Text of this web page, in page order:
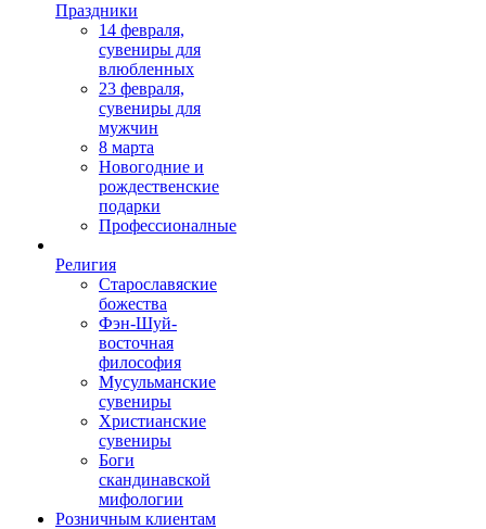
Праздники
14 февраля,
сувениры для
влюбленных
23 февраля,
сувениры для
мужчин
8 марта
Новогодние и
рождественские
подарки
Профессионалные
Религия
Старославяские
божества
Фэн-Шуй-
восточная
философия
Мусульманские
сувениры
Христианские
сувениры
Боги
скандинавской
мифологии
Розничным клиентам